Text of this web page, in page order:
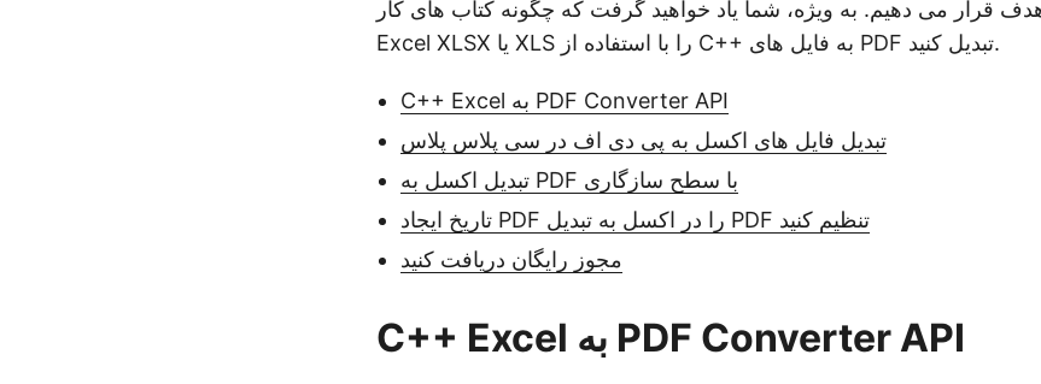
قرار می دهیم. به ویژه، شما یاد خواهید گرفت که چگونه کتاب های کار
Excel XLSX یا XLS را با استفاده از C++ به فایل های PDF تبدیل کنید.
C++ Excel به PDF Converter API
تبدیل فایل های اکسل به پی دی اف در سی پلاس پلاس
تبدیل اکسل به PDF با سطح سازگاری
تاریخ ایجاد PDF را در اکسل به تبدیل PDF تنظیم کنید
مجوز رایگان دریافت کنید
C++ Excel به PDF Converter API